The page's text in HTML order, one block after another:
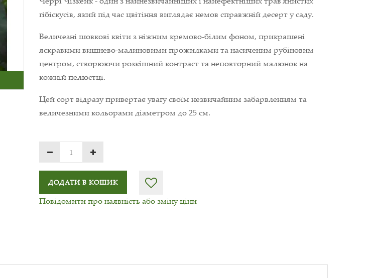
гібіскусів, який під час цвітіння виглядає немов справжній десерт у саду.
Величезні шовкові квіти з ніжним кремово-білим фоном, прикрашені
яскравими вишнево-малиновими прожилками та насиченим рубіновим
центром, створюючи розкішний контраст та неповторний малюнок на
кожній пелюстці.
Цей сорт відразу привертає увагу своїм незвичайним забарвленням та
величезними кольорами діаметром до 25 см.
ДОДАТИ В КОШИК
Повідомити про наявність або зміну ціни